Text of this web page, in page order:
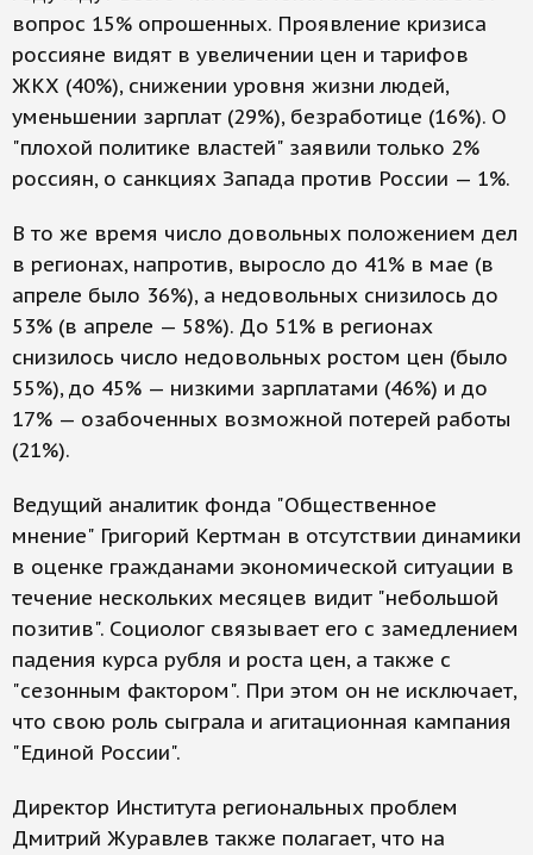
вопрос 15% опрошенных. Проявление кризиса
россияне видят в увеличении цен и тарифов
ЖКХ (40%), снижении уровня жизни людей,
уменьшении зарплат (29%), безработице (16%). О
"плохой политике властей" заявили только 2%
россиян, о санкциях Запада против России — 1%.
В то же время число довольных положением дел
в регионах, напротив, выросло до 41% в мае (в
апреле было 36%), а недовольных снизилось до
53% (в апреле — 58%). До 51% в регионах
снизилось число недовольных ростом цен (было
55%), до 45% — низкими зарплатами (46%) и до
17% — озабоченных возможной потерей работы
(21%).
Ведущий аналитик фонда "Общественное
мнение" Григорий Кертман в отсутствии динамики
в оценке гражданами экономической ситуации в
течение нескольких месяцев видит "небольшой
позитив". Социолог связывает его с замедлением
падения курса рубля и роста цен, а также с
"сезонным фактором". При этом он не исключает,
что свою роль сыграла и агитационная кампания
"Единой России".
Директор Института региональных проблем
Дмитрий Журавлев также полагает, что на